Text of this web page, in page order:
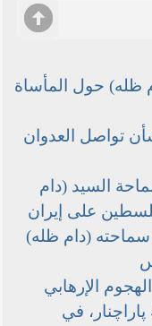
الجهاد
في كربلاء المقدسة
فضيلة العلاّمة الشيخ عبد المهدي الكربلائي في (12/
العراق في خطبة
أحمد الصافي
العراق في خطبة
أحمد الصافي
ممثّل المرجعية الدينية العليا في يوم (21 / شعبان /
العراق
ظله) حول المأساة
تواصل العدوان
السيد (دام
على إيران
سماحته (دام ظله)
الإرهابي
في